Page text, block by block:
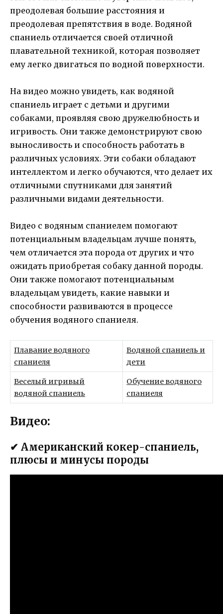
преодолевая большие расстояния и
преодолевая препятствия в воде. Водяной
спаниель отличается своей отличной
плавательной техникой, которая позволяет
ему легко двигаться по водной поверхности.
На видео можно увидеть, как водяной
спаниель играет с детьми и другими
собаками, проявляя свою дружелюбность и
игривость. Они также демонстрируют свою
выносливость и способность работать в
различных условиях. Эти собаки обладают
интеллектом и легко обучаются, что делает их
отличными спутниками для занятий
различными видами деятельности.
Видео с водяным спаниелем помогают
потенциальным владельцам лучше понять,
чем отличается эта порода от других и что
ожидать приобретая собаку данной породы.
Они также помогают потенциальным
владельцам увидеть, какие навыки и
способности развиваются в процессе
обучения водяного спаниеля.
Плавание водяного
спаниеля
Водяной спаниель и
дети
Веселый игривый
водяной спаниель
Обучение водяного
спаниеля
Видео:
✔ Американский кокер-спаниель,
плюсы и минусы породы